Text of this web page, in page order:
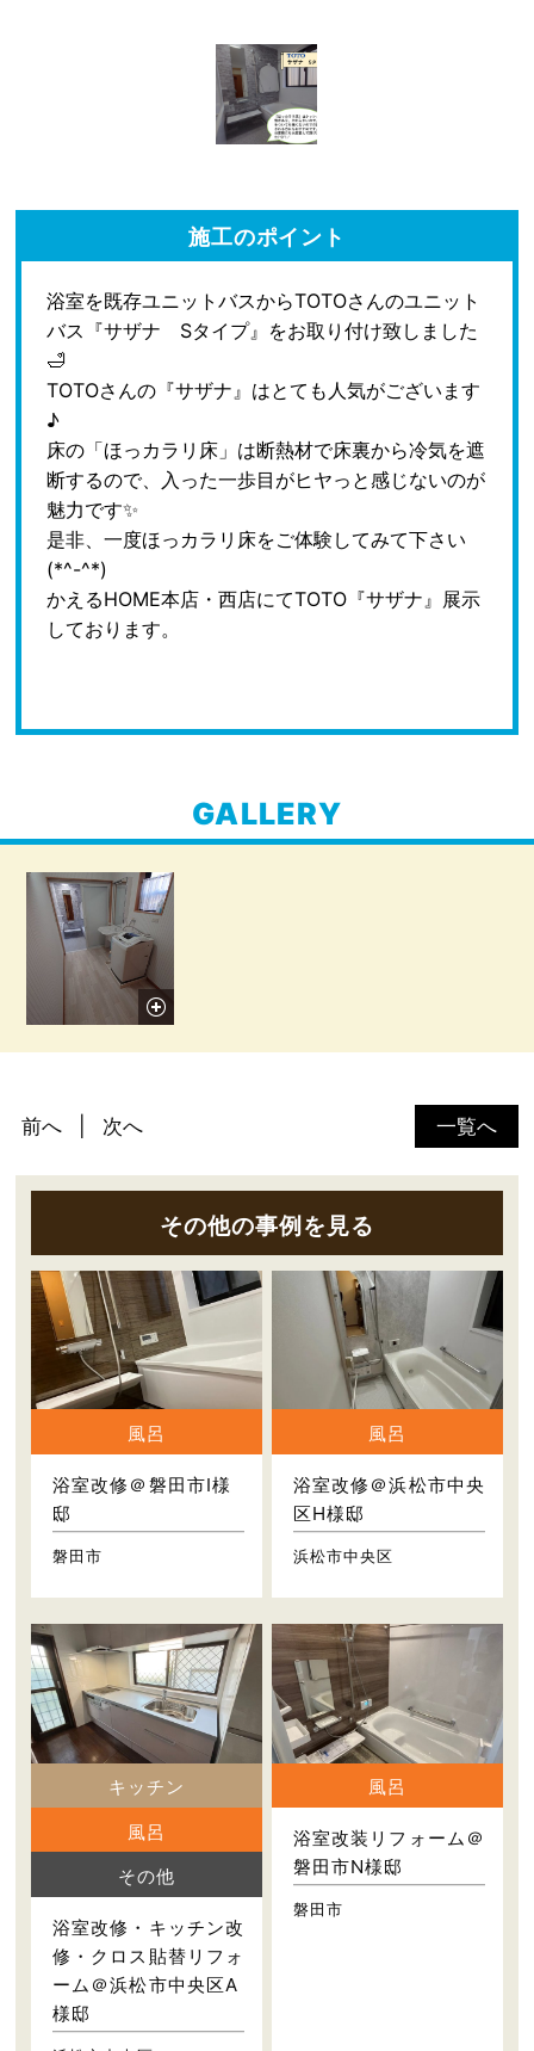
施工のポイント
浴室を既存ユニットバスからTOTOさんのユニット
バス『サザナ Sタイプ』をお取り付け致しました
🛁
TOTOさんの『サザナ』はとても人気がございます
♪
床の「ほっカラリ床」は断熱材で床裏から冷気を遮
断するので、入った一歩目がヒヤっと感じないのが
魅力です✨
是非、一度ほっカラリ床をご体験してみて下さい
(*^-^*)
かえるHOME本店・西店にてTOTO『サザナ』展示
しております。
GALLERY
一覧へ
前へ 次へ
その他の事例を見る
風呂
浴室改修＠磐田市I様
邸
磐田市
風呂
浴室改修＠浜松市中央
区H様邸
浜松市中央区
キッチン
風呂
その他
浴室改修・キッチン改
修・クロス貼替リフォ
ーム＠浜松市中央区A
様邸
風呂
浴室改装リフォーム＠
磐田市N様邸
磐田市